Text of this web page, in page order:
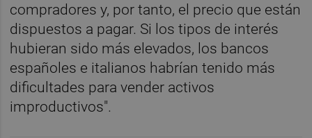
compradores y, por tanto, el precio que están
dispuestos a pagar. Si los tipos de interés
hubieran sido más elevados, los bancos
españoles e italianos habrían tenido más
dificultades para vender activos
improductivos".